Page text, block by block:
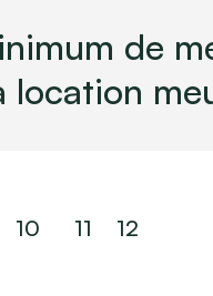
de
location
10 11 12